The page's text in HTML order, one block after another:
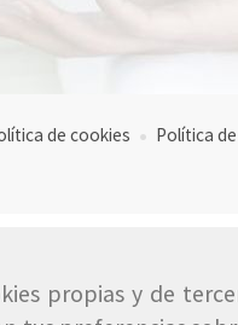
propias y de
de cookies Política